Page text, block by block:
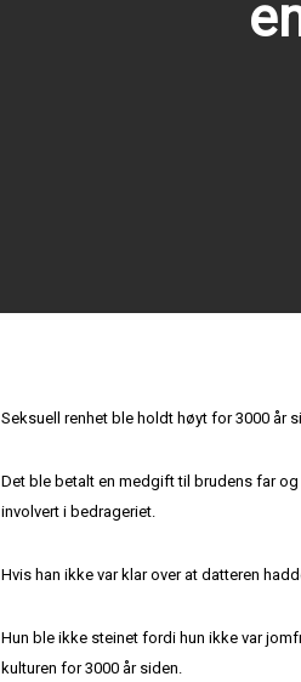
Seksuell renhet ble holdt høyt for 3000 år
Det ble betalt en medgift til brudens far
involvert i bedrageriet.
Hvis han ikke var klar over at datteren
Hun ble ikke steinet fordi hun ikke var
kulturen for 3000 år siden.